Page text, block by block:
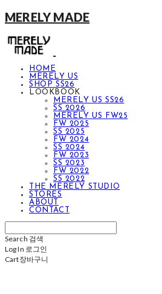
MERELY MADE
HOME
MERELY US
SHOP SS26
LOOKBOOK
MERELY US SS26
SS 2026
MERELY US FW25
FW 2025
SS 2025
FW 2024
SS 2024
FW 2023
SS 2023
FW 2022
SS 2022
THE MERELY STUDIO
STORES
ABOUT
CONTACT
Search 검색
Log In 로그인
Cart장바구니